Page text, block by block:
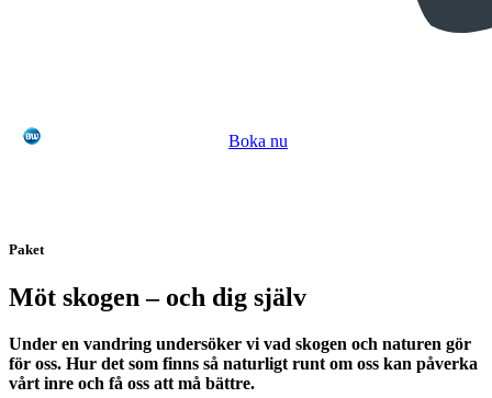
Boka nu
Paket
Möt skogen – och dig själv
Under en vandring undersöker vi vad skogen och naturen gör
för oss. Hur det som finns så naturligt runt om oss kan påverka
vårt inre och få oss att må bättre.